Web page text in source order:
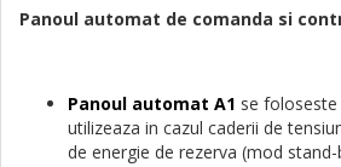
Panoul automat de comanda si
Panoul automat A1 se
utilizeaza in cazul caderii de
de energie de rezerva (mod stand-